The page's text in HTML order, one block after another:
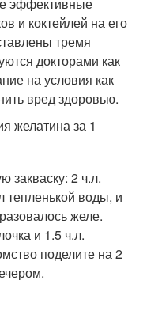
и коктейлей на его
тремя
докторами как
на условия как
вред здоровью.
желатина за 1
закваску: 2 ч.л.
тепленькой воды, и
желе.
и 1.5 ч.л.
поделите на 2